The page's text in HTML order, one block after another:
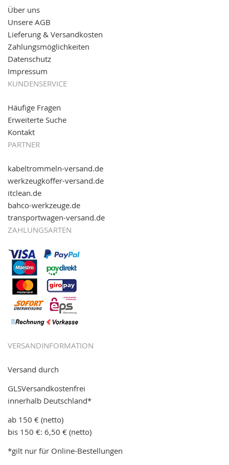
11.08.2016: Gerade entsteht unser "neuer"
Partnershop
Online-Shop für einfaches Transportieren. Einfach
reinschauen...
Über uns
Unsere AGB
Lieferung & Versandkosten
Zahlungsmöglichkeiten
Datenschutz
Impressum
KUNDENSERVICE
Häufige Fragen
Erweiterte Suche
Kontakt
PARTNER
kabeltrommeln-versand.de
werkzeugkoffer-versand.de
itclean.de
bahco-werkzeuge.de
transportwagen-versand.de
ZAHLUNGSARTEN
VERSANDINFORMATION
Versand durch
GLSVersandkostenfrei
innerhalb Deutschland*
ab 150 € (netto)
bis 150 €: 6,50 € (netto)
*gilt nur für Online-Bestellungen